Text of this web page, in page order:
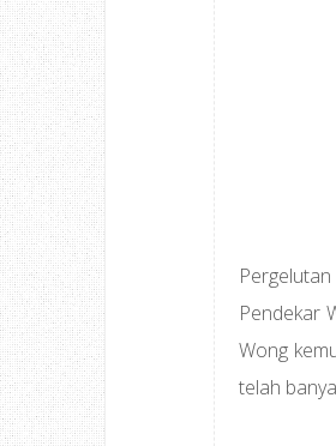
Pendekar
Wong
telah